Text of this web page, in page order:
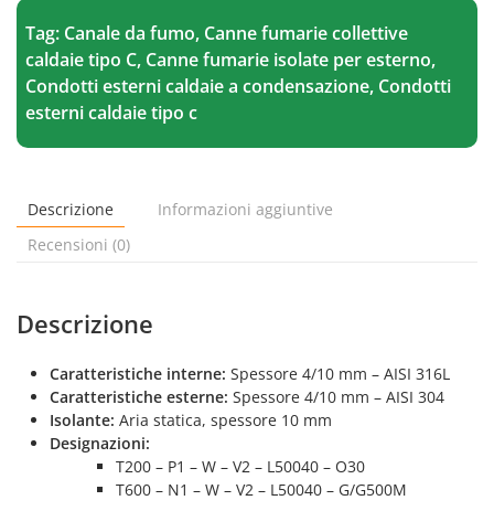
quantità
Tag: Canale da fumo, Canne fumarie collettive
caldaie tipo C, Canne fumarie isolate per esterno,
Condotti esterni caldaie a condensazione, Condotti
esterni caldaie tipo c
Descrizione
Informazioni aggiuntive
Recensioni (0)
Descrizione
Caratteristiche interne: Spessore 4/10 mm – AISI 316L
Caratteristiche esterne: Spessore 4/10 mm – AISI 304
Isolante: Aria statica, spessore 10 mm
Designazioni:
T200 – P1 – W – V2 – L50040 – O30
T600 – N1 – W – V2 – L50040 – G/G500M